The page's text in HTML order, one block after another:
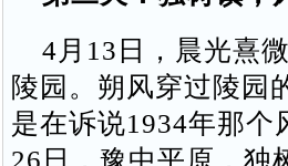
4月13日，晨光熹
陵园。朔风穿过陵园
是在诉说1934年那个